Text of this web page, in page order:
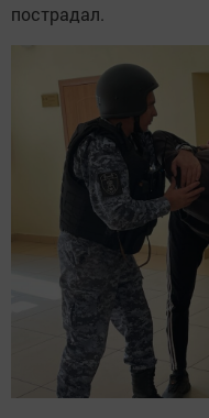
пострадал.